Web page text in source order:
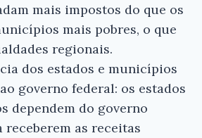
mais impostos do que os
mais pobres, o que
regionais.
dos estados e municípios
governo federal: os estados
dependem do governo
receberem as receitas
×